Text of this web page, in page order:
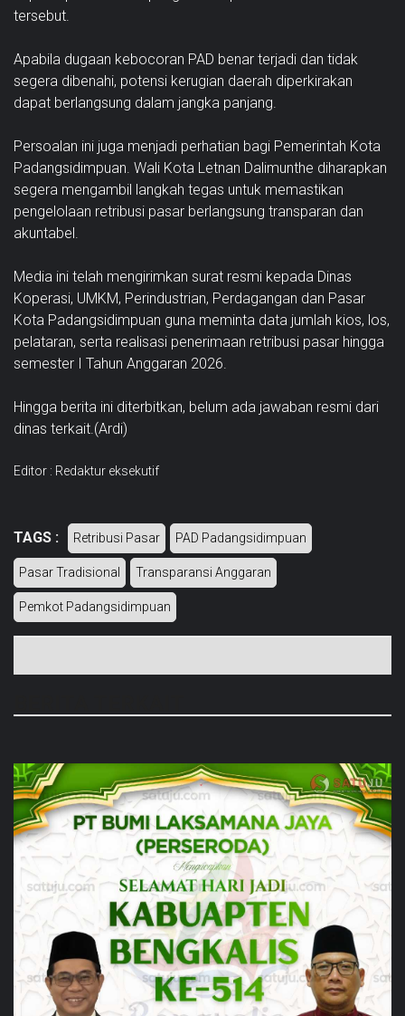
tersebut.
Apabila dugaan kebocoran PAD benar terjadi dan tidak
segera dibenahi, potensi kerugian daerah diperkirakan
dapat berlangsung dalam jangka panjang.
Persoalan ini juga menjadi perhatian bagi Pemerintah Kota
Padangsidimpuan. Wali Kota Letnan Dalimunthe diharapkan
segera mengambil langkah tegas untuk memastikan
pengelolaan retribusi pasar berlangsung transparan dan
akuntabel.
Media ini telah mengirimkan surat resmi kepada Dinas
Koperasi, UMKM, Perindustrian, Perdagangan dan Pasar
Kota Padangsidimpuan guna meminta data jumlah kios, los,
pelataran, serta realisasi penerimaan retribusi pasar hingga
semester I Tahun Anggaran 2026.
Hingga berita ini diterbitkan, belum ada jawaban resmi dari
dinas terkait.(Ardi)
Editor : Redaktur eksekutif
TAGS : Retribusi Pasar PAD Padangsidimpuan
Pasar Tradisional Transparansi Anggaran
Pemkot Padangsidimpuan